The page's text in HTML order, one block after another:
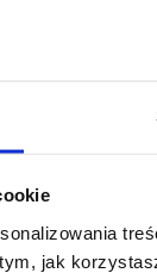
jak